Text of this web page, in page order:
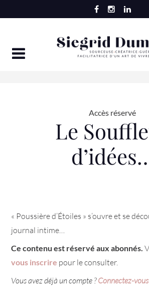
to
Accès réservé
Le
« Poussière d’Étoiles » s’ouvre et se
journal intime…
Ce contenu est réservé aux abonnés.
vous inscrire pour le consulter.
Vous avez déjà un compte ?Connectez-